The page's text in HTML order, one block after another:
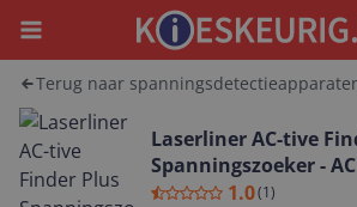
Menu
Terug naar
Laserliner AC-tive
Spanningszoeker -
1.0(1)